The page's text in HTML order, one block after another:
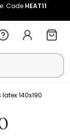
Code HEAT11
140x190